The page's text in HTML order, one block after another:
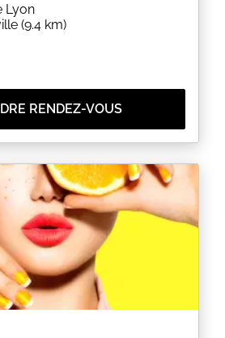
Lyon
(9.4 km)
RENDEZ-VOUS